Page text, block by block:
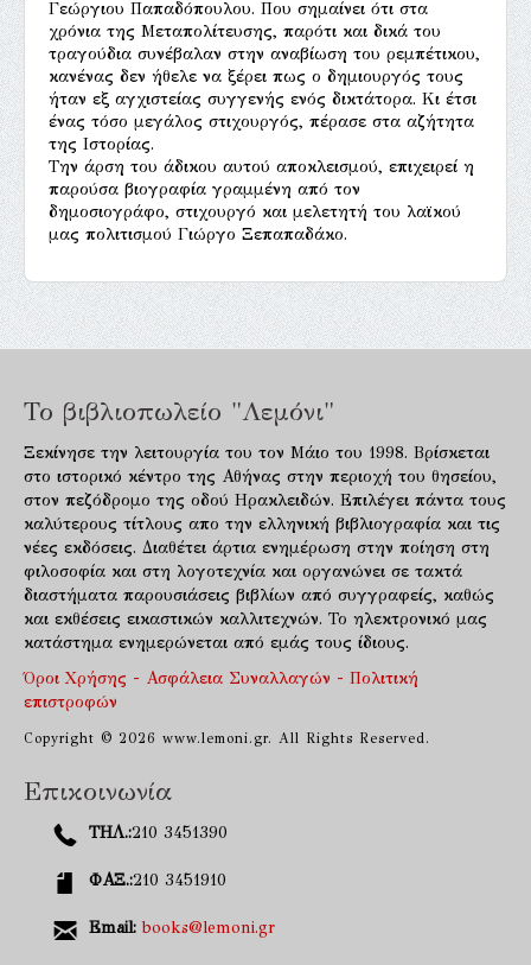
Γεώργιου Παπαδόπουλου. Που σημαίνει ότι στα
χρόνια της Μεταπολίτευσης, παρότι και δικά του
τραγούδια συνέβαλαν στην αναβίωση του ρεμπέτικου,
κανένας δεν ήθελε να ξέρει πως ο δημιουργός τους
ήταν εξ αγχιστείας συγγενής ενός δικτάτορα. Κι έτσι
ένας τόσο μεγάλος στιχουργός, πέρασε στα αζήτητα
της Ιστορίας.
Την άρση του άδικου αυτού αποκλεισμού, επιχειρεί η
παρούσα βιογραφία γραμμένη από τον
δημοσιογράφο, στιχουργό και μελετητή του λαϊκού
μας πολιτισμού Γιώργο Ξεπαπαδάκο.
Το βιβλιοπωλείο "Λεμόνι"
Ξεκίνησε την λειτουργία του τον Μάιο του 1998. Βρίσκεται
στο ιστορικό κέντρο της Αθήνας στην περιοχή του θησείου,
στον πεζόδρομο της οδού Ηρακλειδών. Επιλέγει πάντα τους
καλύτερους τίτλους απο την ελληνική βιβλιογραφία και τις
νέες εκδόσεις. Διαθέτει άρτια ενημέρωση στην ποίηση στη
φιλοσοφία και στη λογοτεχνία και οργανώνει σε τακτά
διαστήματα παρουσιάσεις βιβλίων από συγγραφείς, καθώς
και εκθέσεις εικαστικών καλλιτεχνών. Το ηλεκτρονικό μας
κατάστημα ενημερώνεται από εμάς τους ίδιους.
Όροι Χρήσης - Ασφάλεια Συναλλαγών - Πολιτική
επιστροφών
Copyright © 2026 www.lemoni.gr. All Rights Reserved.
Επικοινωνία
ΤΗΛ.:210 3451390
ΦΑΞ.:210 3451910
Email: books@lemoni.gr